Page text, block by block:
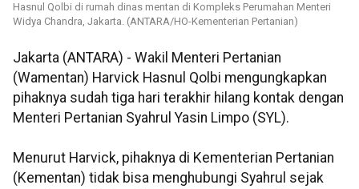
Hasnul Qolbi di rumah dinas mentan di Kompleks Perumahan Menteri
Widya Chandra, Jakarta. (ANTARA/HO-Kementerian Pertanian)
Jakarta (ANTARA) - Wakil Menteri Pertanian
(Wamentan) Harvick Hasnul Qolbi mengungkapkan
pihaknya sudah tiga hari terakhir hilang kontak dengan
Menteri Pertanian Syahrul Yasin Limpo (SYL).
Menurut Harvick, pihaknya di Kementerian Pertanian
(Kementan) tidak bisa menghubungi Syahrul sejak